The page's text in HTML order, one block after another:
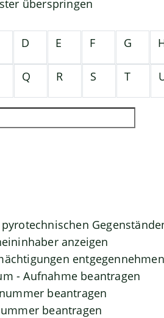
überspringen
D E F G
Q R S T
anzeigen
entgegennehmen
- Aufnahme beantragen
beantragen
beantragen